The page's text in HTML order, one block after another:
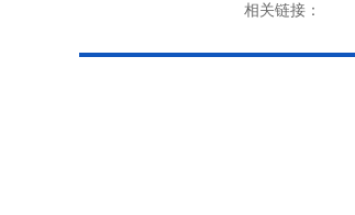
相关链接：